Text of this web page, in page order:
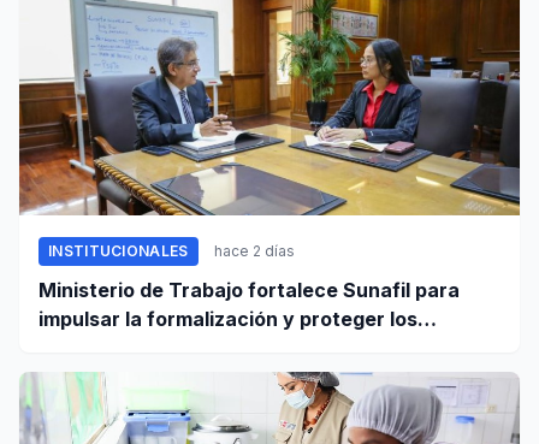
INSTITUCIONALES hace 2 días
Ministerio de Trabajo fortalece Sunafil para
impulsar la formalización y proteger los